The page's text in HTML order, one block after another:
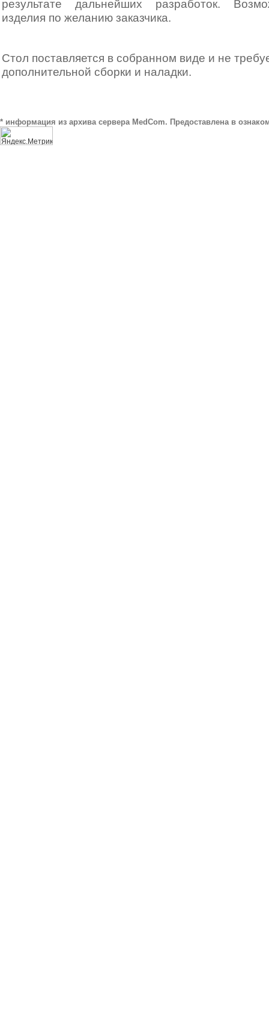
результате дальнейших разработок.
изделия по желанию заказчика.
Стол поставляется в собранном виде и не
дополнительной сборки и наладки.
* информация из архива сервера MedCom. Предоставлена в